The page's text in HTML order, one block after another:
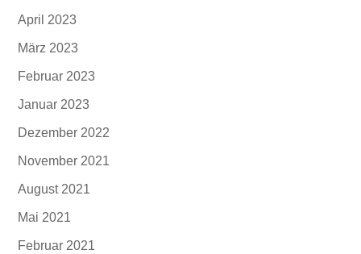
April 2023
März 2023
Februar 2023
Januar 2023
Dezember 2022
November 2021
August 2021
Mai 2021
Februar 2021